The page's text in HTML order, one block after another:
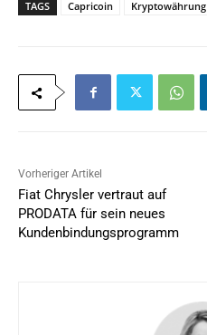
TAGS Capricoin Kryptowährung
Vorheriger Artikel
Fiat Chrysler vertraut auf
PRODATA für sein neues
Kundenbindungsprogramm